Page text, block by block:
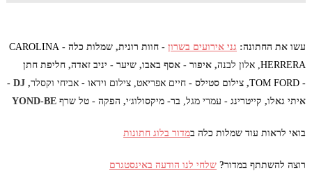
עשו את החתונה: גני אירועים בשרון- חוות רונית, שמלות כלה - CAROLINA
HERRERA, אלון לבנה
, איפור - אסף באבו, שיער - יניב זאדה, חליפת חתן
-
TOM FORD, צילום סטילס - חיים אפריאט, צילום וידאו - אביחי וקסלר
, DJ -
איתי גאלו, קייטרינג - עמרי מגל, בר- מיקסולוג׳י, הפקה - טל שרף YOND-BE
בואי לראות עוד שמלות כלה במדור בלוג חתונות
רוצה להשתתף במדור? שלחי לנו הודעה באינסטגרם